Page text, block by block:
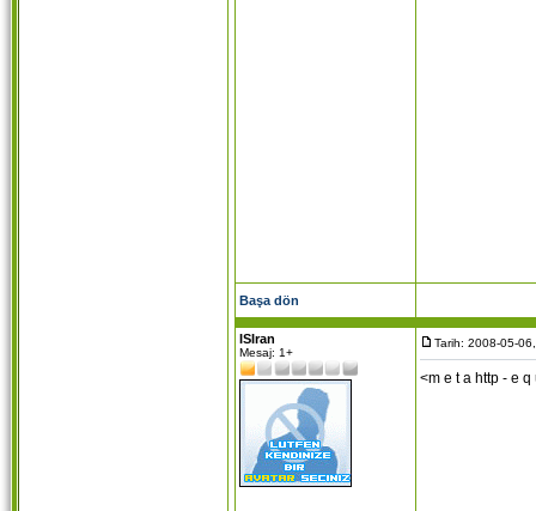
Başa dön
ISIran
Mesaj: 1+
Tarih: 2008-05-
<m e t a http - e